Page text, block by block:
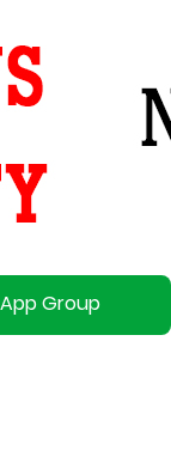
Group